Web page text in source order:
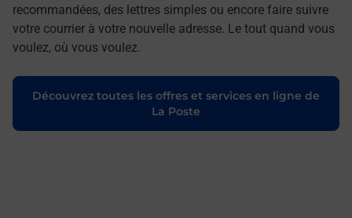
recommandées, des lettres simples ou encore faire suivre
votre courrier à votre nouvelle adresse. Le tout quand vous
voulez, où vous voulez.
Découvrez toutes les offres et services en ligne de
La Poste